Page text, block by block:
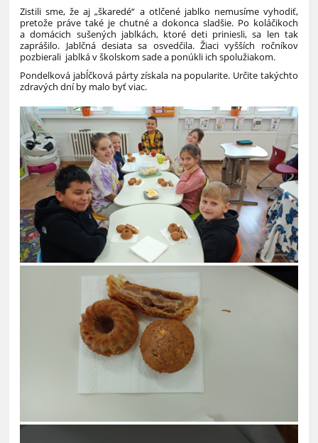
Zistili sme, že aj „škaredé“ a otlčené jablko nemusíme vyhodiť,
pretože práve také je chutné a dokonca sladšie. Po koláčikoch
a domácich sušených jablkách, ktoré deti priniesli, sa len tak
zaprášilo. Jablčná desiata sa osvedčila. Žiaci vyšších ročníkov
pozbierali jablká v školskom sade a ponúkli ich spolužiakom.
Pondelková jabĺčková párty získala na popularite. Určite takýchto
zdravých dní by malo byť viac.